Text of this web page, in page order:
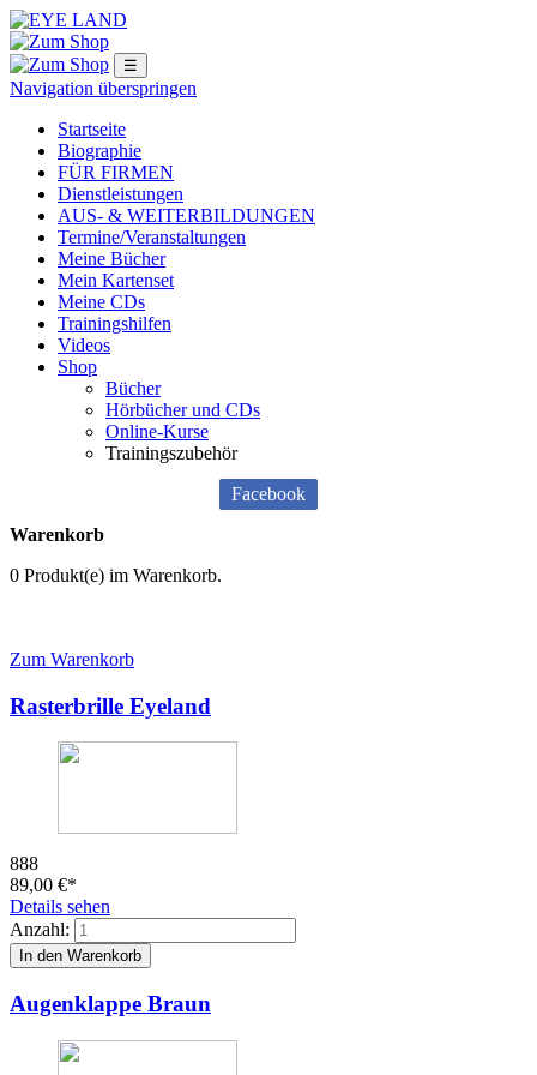
☰
Navigation überspringen
Startseite
Biographie
FÜR FIRMEN
Dienstleistungen
AUS- & WEITERBILDUNGEN
Termine/Veranstaltungen
Meine Bücher
Mein Kartenset
Meine CDs
Trainingshilfen
Videos
Shop
Bücher
Hörbücher und CDs
Online-Kurse
Trainingszubehör
Facebook
Warenkorb
0 Produkt(e) im Warenkorb.
Zum Warenkorb
Rasterbrille Eyeland
888
89,00 €*
Details sehen
Anzahl:
Augenklappe Braun